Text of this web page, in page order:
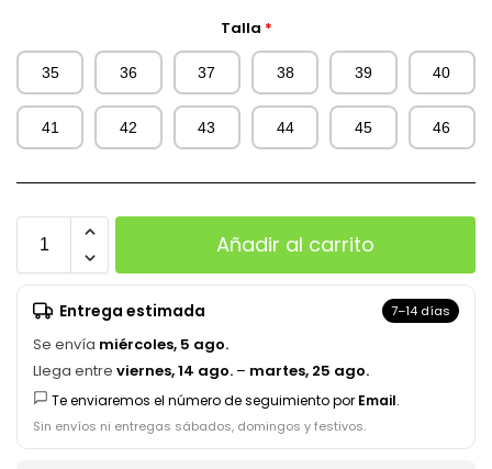
Talla *
35 36 37 38 39 40
41 42 43 44 45 46
Añadir al carrito
Entrega estimada 7–14 días
Se envía miércoles, 5 ago.
Llega entre viernes, 14 ago. – martes, 25 ago.
Te enviaremos el número de seguimiento por Email.
Sin envíos ni entregas sábados, domingos y festivos.